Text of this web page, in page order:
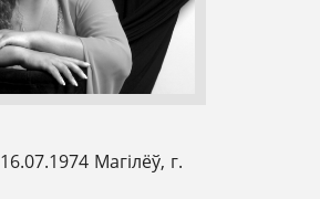
16.07.1974 Магілёў, г.